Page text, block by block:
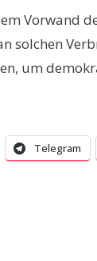
Vorwand
solchen
um
Telegram